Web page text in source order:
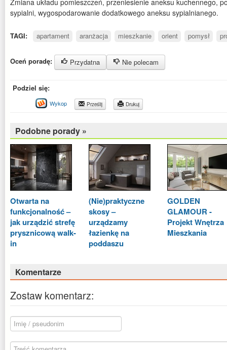
Zmiana układu pomieszczeń, przeniesienie aneksu kuchennego,
sypialni, wygospodarowanie dodatkowego aneksu sypialnianego.
TAGI: apartament aranżacja mieszkanie orient pomysł
Oceń poradę: Przydatna Nie polecam
Podziel się:
Wykop Prześlij Drukuj
Podobne porady »
Otwarta na
funkcjonalność –
jak urządzić strefę
prysznicową walk-
in
(Nie)praktyczne
skosy –
urządzamy
łazienkę na
poddaszu
GOLDEN
GLAMOUR -
Projekt Wnętrza
Mieszkania
Komentarze
Zostaw komentarz: